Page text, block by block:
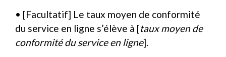
• [Facultatif] Le taux moyen de conformité
du service en ligne s’élève à [taux moyen de
conformité du service en ligne].